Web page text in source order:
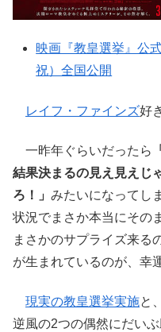
映画『教皇選挙』公
祝）全国公開
レイフ・ファインズ好
一昨年ぐらいだったら
結果決まるの見え見えじ
ろ！」 みたいになってし
状況でまさか本当にそ
まさかのサプライズ来
が生まれているのが、幸
現実の教皇選挙実施と
逆風の2つの偶然にだい